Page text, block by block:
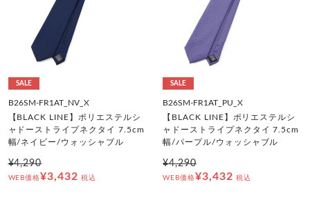
SALE
B26SM-FR1AT_NV_X
【BLACK LINE】ポリエステルシ
ャドーストライプネクタイ 7.5cm
幅/ネイビー/ウォッシャブル
¥4,290
WEB価格¥3,432 税込
SALE
B26SM-FR1AT_PU_X
【BLACK LINE】ポリエステルシ
ャドーストライプネクタイ 7.5cm
幅/パープル/ウォッシャブル
¥4,290
WEB価格¥3,432 税込